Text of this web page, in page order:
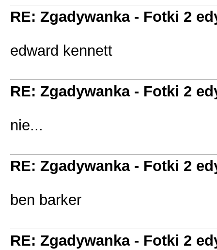
RE: Zgadywanka - Fotki 2
edward kennett
RE: Zgadywanka - Fotki 2
nie...
RE: Zgadywanka - Fotki 2
ben barker
RE: Zgadywanka - Fotki 2